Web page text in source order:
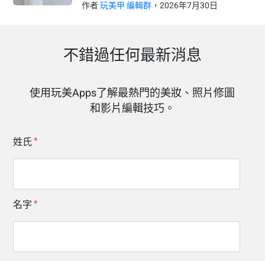
作者玩美甲 編輯群 ，2026年7月30 日
不錯過任何最新消息
使用玩美Apps了解最熱門的美妝、照片修圖
和影片編輯技巧。
姓氏
名字